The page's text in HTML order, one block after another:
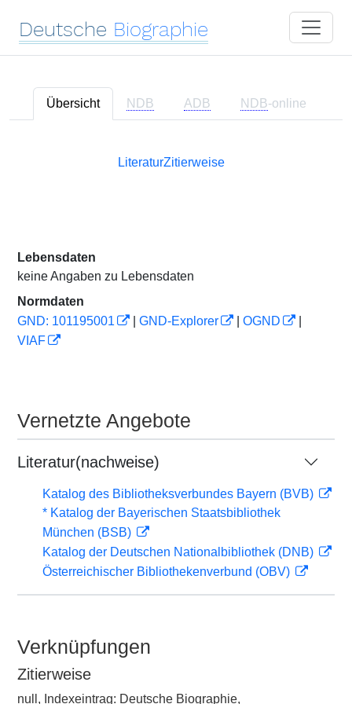
Deutsche Biographie
Übersicht NDB ADB NDB-online
LiteraturZitierweise
Lebensdaten
keine Angaben zu Lebensdaten
Normdaten
GND: 101195001
GND-Explorer OGND
VIAF
Vernetzte Angebote
Literatur(nachweise)
Katalog des Bibliotheksverbundes Bayern (BVB)
* Katalog der Bayerischen Staatsbibliothek
München (BSB)
Katalog der Deutschen Nationalbibliothek (DNB)
Österreichischer Bibliothekenverbund (OBV)
Verknüpfungen
Zitierweise
null, Indexeintrag: Deutsche Biographie,